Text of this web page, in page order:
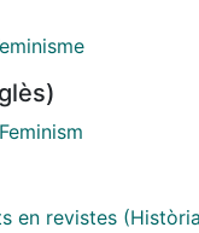
autobiografico
en terrninos
cuando
escriben
incluso, tendemos -
se suele llamar
Feminism
en revistes